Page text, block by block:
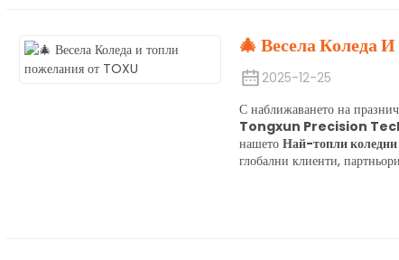
🎄 Весела Коледа
2025-12-25
С наближаването на
Tongxun Precision
нашето Най-топли коледни
глобални клиенти,